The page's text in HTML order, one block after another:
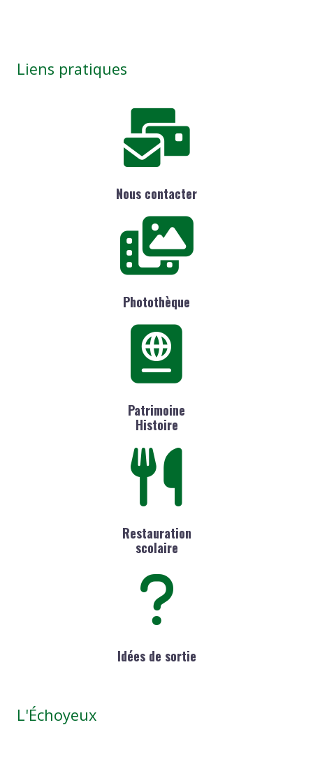
Liens pratiques
Nous contacter
Photothèque
Patrimoine
Histoire
Restauration
scolaire
Idées de sortie
L'Échoyeux